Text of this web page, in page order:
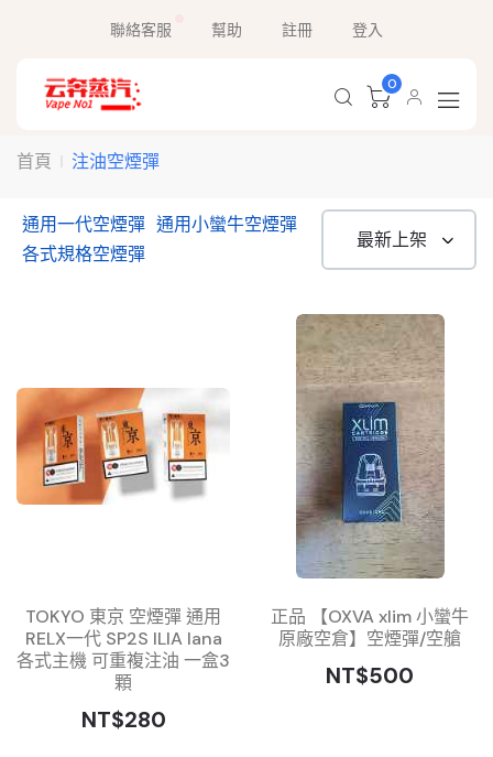
聯絡客服 幫助 註冊 登入
0
首頁 注油空煙彈
通用一代空煙彈 通用小蠻牛空煙彈
各式規格空煙彈
TOKYO 東京 空煙彈 通用
RELX一代 SP2S ILIA lana
各式主機 可重複注油 一盒3
顆
NT$280
正品 【OXVA xlim 小蠻牛
原廠空倉】空煙彈/空艙
NT$500